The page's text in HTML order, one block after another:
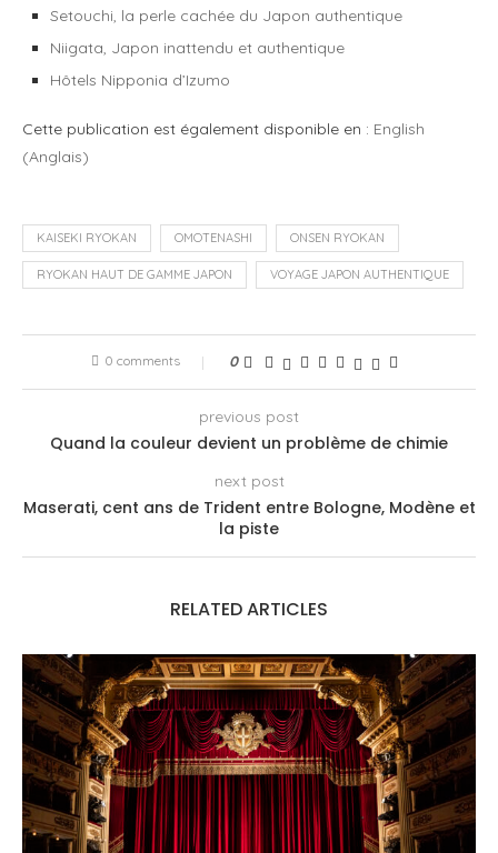
Setouchi, la perle cachée du Japon authentique
Niigata, Japon inattendu et authentique
Hôtels Nipponia d’Izumo
Cette publication est également disponible en : English
(Anglais)
KAISEKI RYOKAN OMOTENASHI ONSEN RYOKAN
RYOKAN HAUT DE GAMME JAPON VOYAGE JAPON AUTHENTIQUE
0 comments 0
previous post
Quand la couleur devient un problème de chimie
next post
Maserati, cent ans de Trident entre Bologne, Modène et
la piste
RELATED ARTICLES